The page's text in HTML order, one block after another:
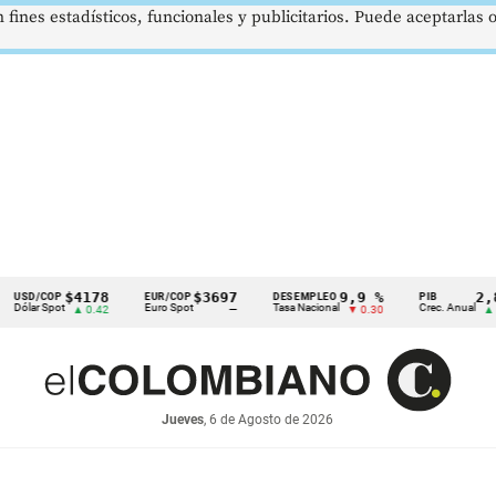
$4178
▲ 0.42
EUR/COP
Euro Spot
$3697
—
DESEMPLEO
Tasa Nacional
9,9 %
▼ 0.30
PIB
Crec. Anual
2,8 %
▲ 0.10
Jueves, 6 de Agosto de 2026
estadísticos, funcionales y publicitarios. Puede aceptarlas